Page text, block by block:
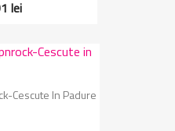
lei
Cescute In Padure